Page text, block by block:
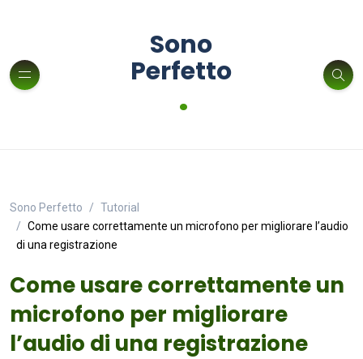
Sono
Perfetto
.
Sono Perfetto
Tutorial
Come usare correttamente un microfono per migliorare l’audio
di una registrazione
Come usare correttamente un
microfono per migliorare
l’audio di una registrazione